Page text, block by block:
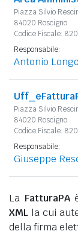
Piazza Silvio
84020 Roscigno
Codice Fiscale:
Responsabile:
Antonio Longo
Piazza Silvio
84020 Roscigno
Codice Fiscale:
Responsabile:
Giuseppe
La FatturaPA
XML la cui
della firma